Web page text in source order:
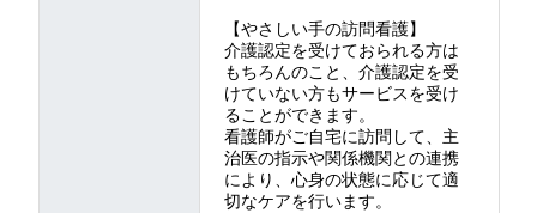
【やさしい手の訪問看護】
介護認定を受けておられる方は
もちろんのこと、介護認定を受
けていない方もサービスを受け
ることができます。
看護師がご自宅に訪問して、主
治医の指示や関係機関との連携
により、心身の状態に応じて適
切なケアを行います。